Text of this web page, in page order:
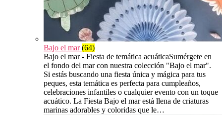
Bajo el mar(64)
Bajo el mar - Fiesta de temática acuáticaSumérgete en
el fondo del mar con nuestra colección "Bajo el mar".
Si estás buscando una fiesta única y mágica para tus
peques, esta temática es perfecta para cumpleaños,
celebraciones infantiles o cualquier evento con un toque
acuático. La Fiesta Bajo el mar está llena de criaturas
marinas adorables y coloridas que le…